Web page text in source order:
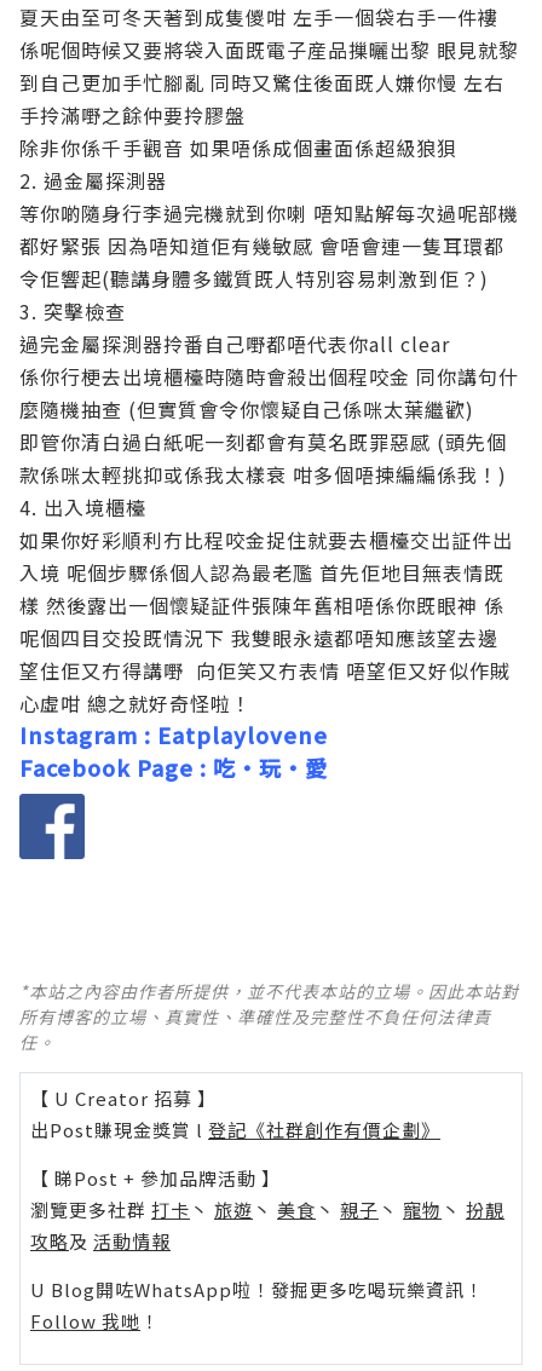
夏天由至可冬天著到成隻儍咁 左手一個袋右手一件褸
係呢個時候又要將袋入面既電子産品摷曬出黎 眼見就黎
到自己更加手忙腳亂 同時又驚住後面既人嫌你慢 左右
手拎滿嘢之餘仲要拎膠盤
除非你係千手觀音 如果唔係成個畫面係超級狼狽
2. 過金屬探測器
等你啲隨身行李過完機就到你喇 唔知點解每次過呢部機
都好緊張 因為唔知道佢有幾敏感 會唔會連一隻耳環都
令佢響起(聽講身體多鐵質既人特別容易刺激到佢？)
3. 突擊檢查
過完金屬探測器拎番自己嘢都唔代表你all clear
係你行梗去出境櫃檯時隨時會殺出個程咬金 同你講句什
麼隨機抽查 (但實質會令你懷疑自己係咪太葉繼歡)
即管你清白過白紙呢一刻都會有莫名既罪惡感 (頭先個
款係咪太輕挑抑或係我太樣衰 咁多個唔揀編編係我！)
4. 出入境櫃檯
如果你好彩順利冇比程咬金捉住就要去櫃檯交出証件出
入境 呢個步驟係個人認為最老尶 首先佢地目無表情既
樣 然後露出一個懷疑証件張陳年舊相唔係你既眼神 係
呢個四目交投既情況下 我雙眼永遠都唔知應該望去邊
望住佢又冇得講嘢 向佢笑又冇表情 唔望佢又好似作賊
心虛咁 總之就好奇怪啦！
Instagram : Eatplaylovene
Facebook Page : 吃・玩・愛
*本站之內容由作者所提供，並不代表本站的立場。因此本站對
所有博客的立場、真實性、準確性及完整性不負任何法律責
任。
【 U Creator 招募 】
出Post賺現金獎賞 l 登記《社群創作有價企劃》
【 睇Post + 參加品牌活動 】
瀏覽更多社群 打卡 丶 旅遊 丶 美食 丶 親子 丶 寵物 丶 扮靚
攻略及 活動情報
U Blog開咗WhatsApp啦！發掘更多吃喝玩樂資訊！
Follow 我哋 ！